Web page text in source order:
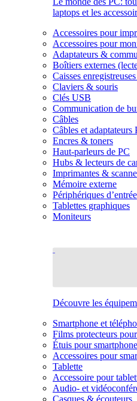
laptops et les
Accessoires pour
Accessoires pour
Adaptateurs &
Boîtiers externes
Caisses
Claviers & souris
Clés USB
Communication de
Câbles
Câbles et adaptateurs
Encres & toners
Haut-parleurs de PC
Hubs & lecteurs de
Imprimantes &
Mémoire externe
Périphériques d’entrée
Tablettes graphiques
Moniteurs
Découvre les
Smartphone et
Films protecteurs
Étuis pour smartphone
Accessoires pour
Tablette
Accessoire pour
Audio- et
Casques & écouteurs